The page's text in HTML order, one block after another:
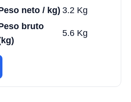
neto / kg) 3.2 Kg
bruto
5.6 Kg